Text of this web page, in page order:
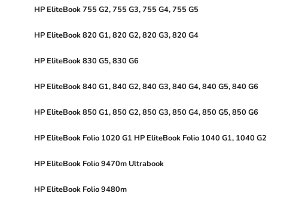
HP EliteBook755G2,755G3,755G4,755G5
HP EliteBook820G1,820G2,820G3,820G4
HP EliteBook830G5,830G6
HP EliteBook840G1,840G2,840G3,840G4,840G5,840G6
HP EliteBook850G1,850G2,850G3,850G4,850G5,850G6
HP EliteBook Folio 1020G1 HP EliteBook Folio 1040G1, 1040G2
HP EliteBook Folio9470m Ultrabook
HP EliteBook Folio9480m